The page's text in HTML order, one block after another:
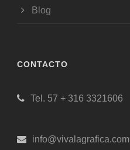
Blog
CONTACTO
Tel. 57 + 316 3321606
info@vivalagrafica.com